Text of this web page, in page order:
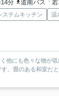
分
道南バス「若草入
ステムキッチン
温
他にも色々な物が
。畳のある和室だ